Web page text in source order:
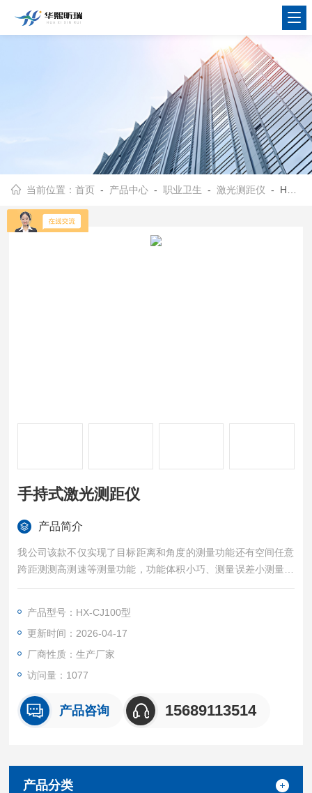
当前位置：首页 - 产品中心 -职业卫生 -激光测距仪 - HX-CJ100型手持式激光测距仪
手持式激光测距仪
产品简介
我公司该款不仅实现了目标距离和角度的测量功能还有空间任意
跨距测测高测速等测量功能，功能体积小巧、测量误差小测量精
确反应灵敏激光发射功率小，对人眼安全。该仪器操作简便，适
以在手机或其他智能设备上随时查看、分析和处理测量数据，极
大地提高了工作效率和便利性。手持式激光测距仪
产品型号：HX-CJ100型
更新时间：2026-04-17
厂商性质：生产厂家
访问量：1077
产品咨询 15689113514
产品分类